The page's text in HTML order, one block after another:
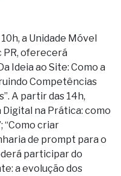
a Unidade Móvel
PR, oferecerá
Ideia ao Site: Como a
Competências
A partir das 14h,
na Prática: como
“Como criar
de prompt para o
participar do
a evolução dos